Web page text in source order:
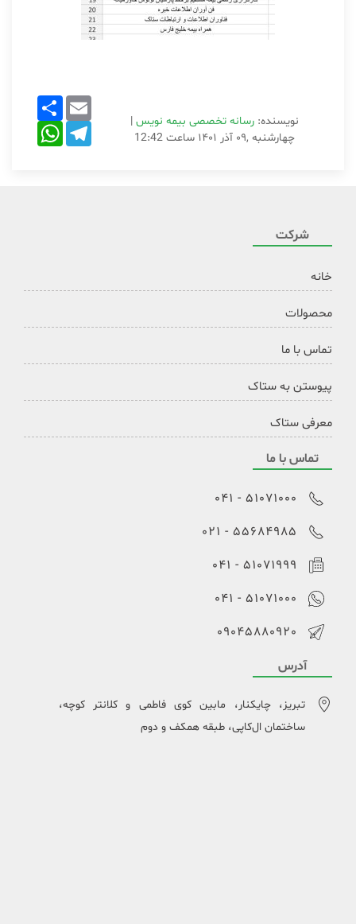
نویسنده: رسانه تخصصی بیمه نویس |
چهارشنبه ,۰۹ آذر ۱۴۰۱ ساعت 12:42
ShareEmail
WhatsAppTelegram
شرکت
خانه
محصولات
تماس با ما
پیوستن به ستاک
معرفی ستاک
تماس با ما
51071000 - 041
55684985 - 021
51071999 - 041
51071000 - 041
09045880920
آدرس
تبریز، چایکنار، مابین کوی فاطمی و کلانتر کوچه،
ساختمان ال‌کاپی، طبقه همکف و دوم